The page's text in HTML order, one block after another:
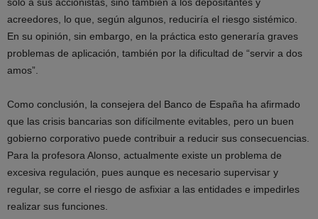
acreedores, lo que, según algunos, reduciría el riesgo sistémico.
En su opinión, sin embargo, en la práctica esto generaría graves
problemas de aplicación, también por la dificultad de “servir a dos
amos”.
Como conclusión, la consejera del Banco de España ha afirmado
que las crisis bancarias son difícilmente evitables, pero un buen
gobierno corporativo puede contribuir a reducir sus consecuencias.
Para la profesora Alonso, actualmente existe un problema de
excesiva regulación, pues aunque es necesario supervisar y
regular, se corre el riesgo de asfixiar a las entidades e impedirles
realizar sus funciones.